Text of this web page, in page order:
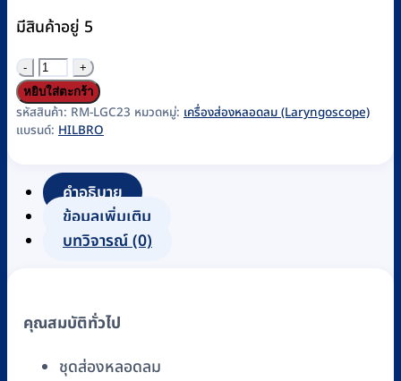
มีสินค้าอยู่ 5
จำนวน
ชุด
ส่อง
หลอดลมF/O
LARYG
BLADE
SET/3
HILBRO
ชิ้น
หยิบใส่ตะกร้า
รหัสสินค้า: RM-LGC23 หมวดหมู่: เครื่องส่องหลอดลม (Laryngoscope)
แบรนด์: HILBRO
คำอธิบาย
ข้อมูลเพิ่มเติม
บทวิจารณ์ (0)
คุณสมบัติทั่วไป
ชุดส่องหลอดลม